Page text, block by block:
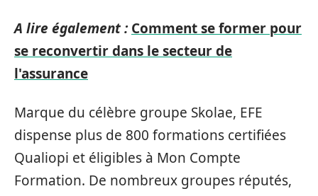
A lire également : Comment se former pour
se reconvertir dans le secteur de
l'assurance
Marque du célèbre groupe Skolae, EFE
dispense plus de 800 formations certifiées
Qualiopi et éligibles à Mon Compte
Formation. De nombreux groupes réputés,